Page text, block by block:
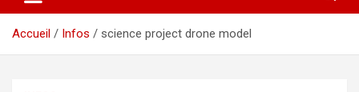
Accueil Infos science project drone model